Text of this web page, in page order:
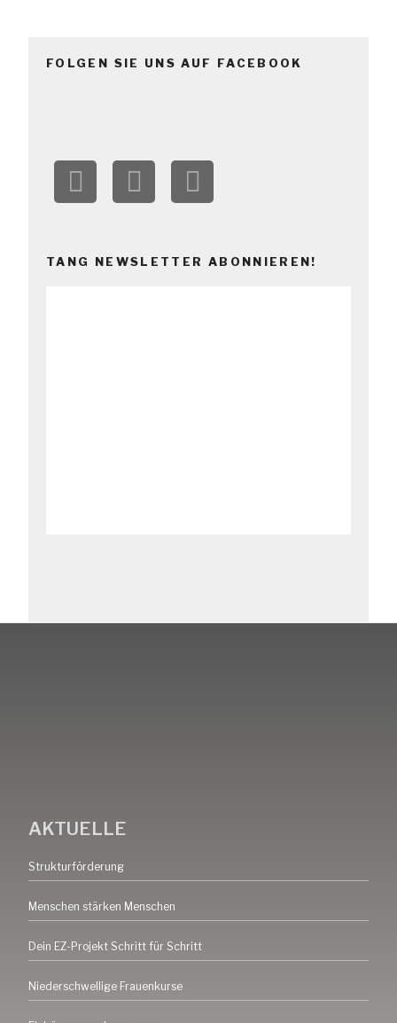
FOLGEN SIE UNS AUF FACEBOOK
TANG NEWSLETTER ABONNIEREN!
AKTUELLE
Strukturförderung
Menschen stärken Menschen
Dein EZ-Projekt Schritt für Schritt
Niederschwellige Frauenkurse